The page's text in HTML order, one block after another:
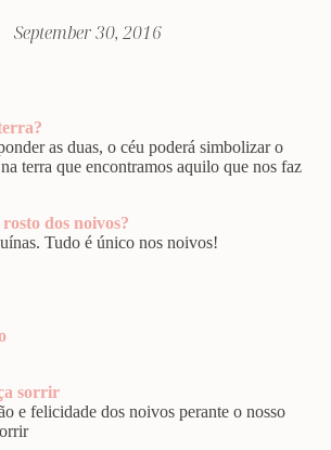
September 30, 2016
as duas, o céu poderá simbolizar o
terra que encontramos aquilo que nos faz
dos noivos?
Tudo é único nos noivos!
sorrir
e felicidade dos noivos perante o nosso